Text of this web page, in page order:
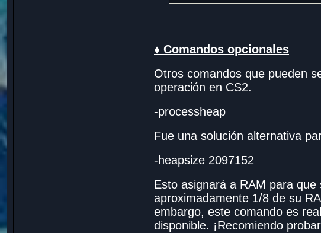
♦ Comandos opcionales
Otros comandos que pueden
operación en CS2.
-processheap
Fue una solución alternativa
-heapsize 2097152
Esto asignará a RAM para
aproximadamente 1/8 de su
embargo, este comando es
disponible. ¡Recomiendo